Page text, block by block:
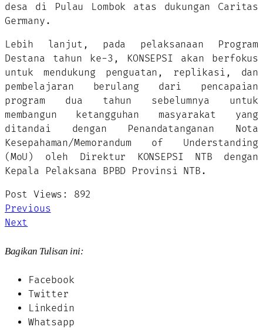
desa di Pulau Lombok atas dukungan Caritas
Germany.
Lebih lanjut, pada pelaksanaan Program
Destana tahun ke-3, KONSEPSI akan berfokus
untuk mendukung penguatan, replikasi, dan
pembelajaran berulang dari pencapaian
program dua tahun sebelumnya untuk
membangun ketangguhan masyarakat yang
ditandai dengan Penandatanganan Nota
Kesepahaman/Memorandum of Understanding
(MoU) oleh Direktur KONSEPSI NTB dengan
Kepala Pelaksana BPBD Provinsi NTB.
Post Views:
892
Previous
Next
Bagikan Tulisan ini:
Facebook
Twitter
Linkedin
Whatsapp